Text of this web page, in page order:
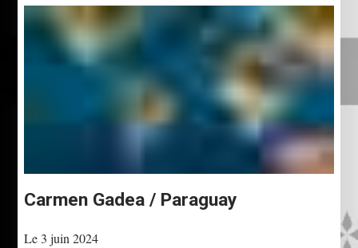
Carmen Gadea / Paraguay
Le 3 juin 2024